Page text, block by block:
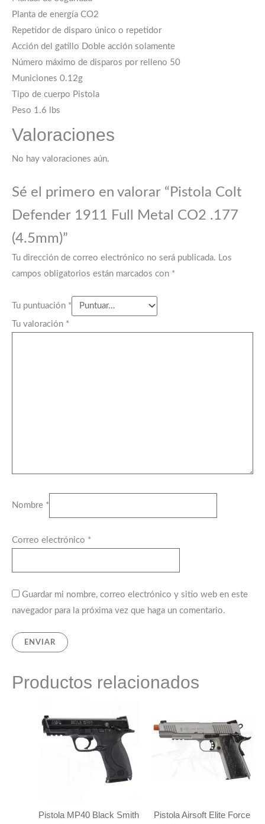
Planta de energía CO2
Repetidor de disparo único o repetidor
Acción del gatillo Doble acción solamente
Número máximo de disparos por relleno 50
Municiones 0.12g
Tipo de cuerpo Pistola
Peso 1.6 lbs
Valoraciones
No hay valoraciones aún.
Sé el primero en valorar “Pistola Colt
Defender 1911 Full Metal CO2 .177
(4.5mm)”
Tu dirección de correo electrónico no será publicada. Los
campos obligatorios están marcados con *
Tu puntuación *
Tu valoración *
Nombre *
Correo electrónico *
Guardar mi nombre, correo electrónico y sitio web en este
navegador para la próxima vez que haga un comentario.
Productos relacionados
Pistola MP40 Black Smith
Pistola Airsoft Elite Force